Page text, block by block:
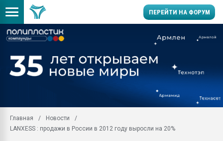
ПЕРЕЙТИ НА ФОРУМ
первый план в
пластмасс
ситуацией на
Главная
Новости
LANXESS : продажи в России в 2012 году выросли на 20%